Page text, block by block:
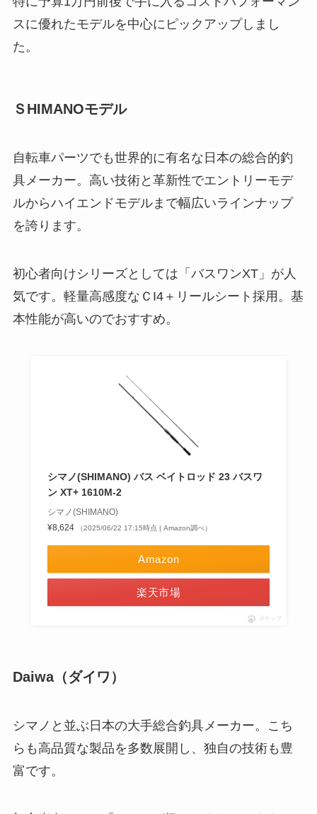
スに優れたモデルを中心にピックアップしまし
た。
ＳHIMANOモデル
自転車パーツでも世界的に有名な日本の総合的釣
具メーカー。高い技術と革新性でエントリーモデ
ルからハイエンドモデルまで幅広いラインナップ
を誇ります。
初心者向けシリーズとしては「バスワンXT」が人
気です。軽量高感度なＣI4＋リールシート採用。基
本性能が高いのでおすすめ。
シマノ(SHIMANO) バス ベイトロッド 23 バスワ
ン XT+ 1610M-2
シマノ(SHIMANO)
¥8,624
（2025/06/22 17:15時点 | Amazon調べ）
Amazon
楽天市場
ポチップ
Daiwa（ダイワ）
シマノと並ぶ日本の大手総合釣具メーカー。こち
らも高品質な製品を多数展開し、独自の技術も豊
富です。